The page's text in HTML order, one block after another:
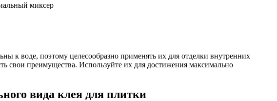
миксер
к воде, поэтому целесообразно применять их для отделки внутренних
свои преимущества. Используйте их для достижения максимально
вида клея для плитки